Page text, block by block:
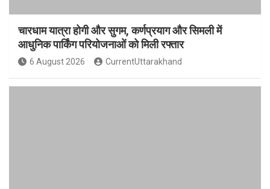
चारधाम यात्रा होगी और सुगम, कर्णप्रयाग और सिमली में
आधुनिक पार्किंग परियोजनाओं को मिली रफ्तार
6 August 2026 CurrentUttarakhand